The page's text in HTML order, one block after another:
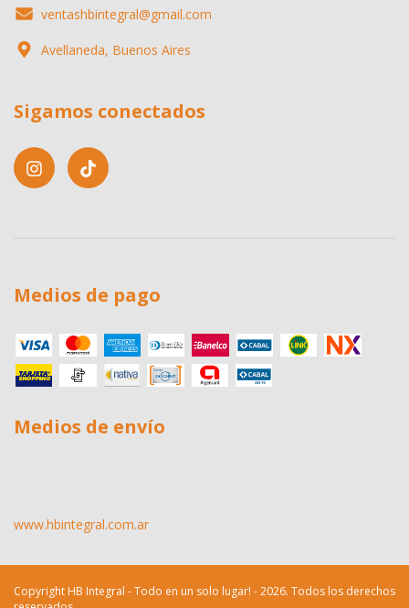
ventashbintegral@gmail.com
Avellaneda, Buenos Aires
Sigamos conectados
Medios de pago
Medios de envío
www.hbintegral.com.ar
Copyright HB Integral - Todo en un solo lugar! - 2026. Todos los derechos